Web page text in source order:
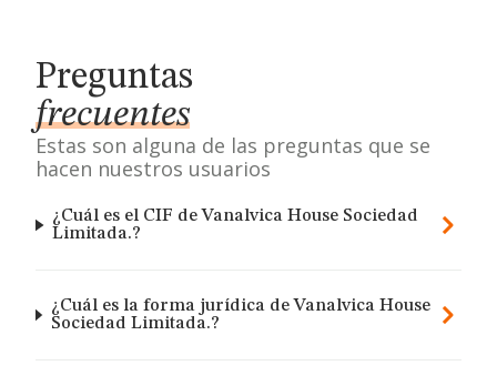
Preguntas
frecuentes
Estas son alguna de las preguntas que se
hacen nuestros usuarios
¿Cuál es el CIF de Vanalvica House Sociedad
Limitada.?
¿Cuál es la forma jurídica de Vanalvica House
Sociedad Limitada.?